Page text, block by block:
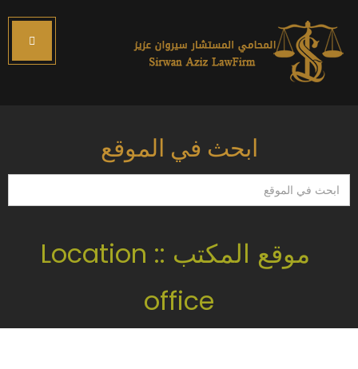
ابحث في الموقع
ابحث
في
موقع المكتب :: Location
office